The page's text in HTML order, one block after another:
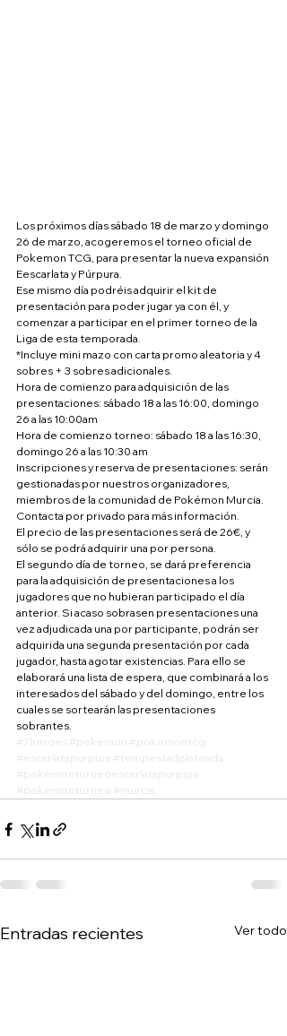
Los próximos días sábado 18 de marzo y domingo
26 de marzo, acogeremos el torneo oficial de
Pokemon TCG, para presentar la nueva expansión
Eescarlata y Púrpura.
Ese mismo día podréis adquirir el kit de
presentación para poder jugar ya con él, y
comenzar a participar en el primer torneo de la
Liga de esta temporada.
*Incluye mini mazo con carta promo aleatoria y 4
sobres + 3 sobres adicionales.
Hora de comienzo para adquisición de las
presentaciones: sábado 18 a las 16:00, domingo
26 a las 10:00am
Hora de comienzo torneo: sábado 18 a las 16:30,
domingo 26 a las 10:30 am
Inscripciones y reserva de presentaciones: serán
gestionadas por nuestros organizadores,
miembros de la comunidad de Pokémon Murcia.
Contacta por privado para más información.
El precio de las presentaciones será de 26€, y
sólo se podrá adquirir una por persona.
El segundo día de torneo, se dará preferencia
para la adquisición de presentaciones a los
jugadores que no hubieran participado el día
anterior. Si acaso sobrasen presentaciones una
vez adjudicada una por participante, podrán ser
adquirida una segunda presentación por cada
jugador, hasta agotar existencias. Para ello se
elaborará una lista de espera, que combinará a los
interesados del sábado y del domingo, entre los
cuales se sortearán las presentaciones
sobrantes.
#7heroes #pokemon #pokemontcg
#escarlatapurpura #tempestadplateada
#pokemontorneoescarlatapurpura
#pokemontorneo #murcia
Entradas recientes Ver todo